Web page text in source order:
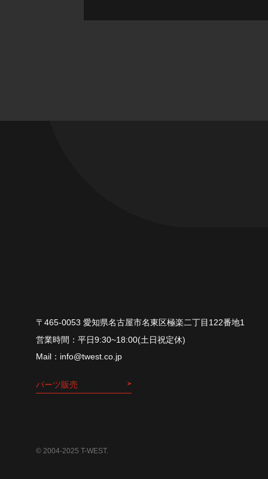
〒465-0053 愛知県名古屋市名東区極楽二丁目122番地1
平⽇9:30~18:00(⼟⽇祝定休)
info@twest.co.jp
パーツ販売
© 2004-2025 T-WEST.